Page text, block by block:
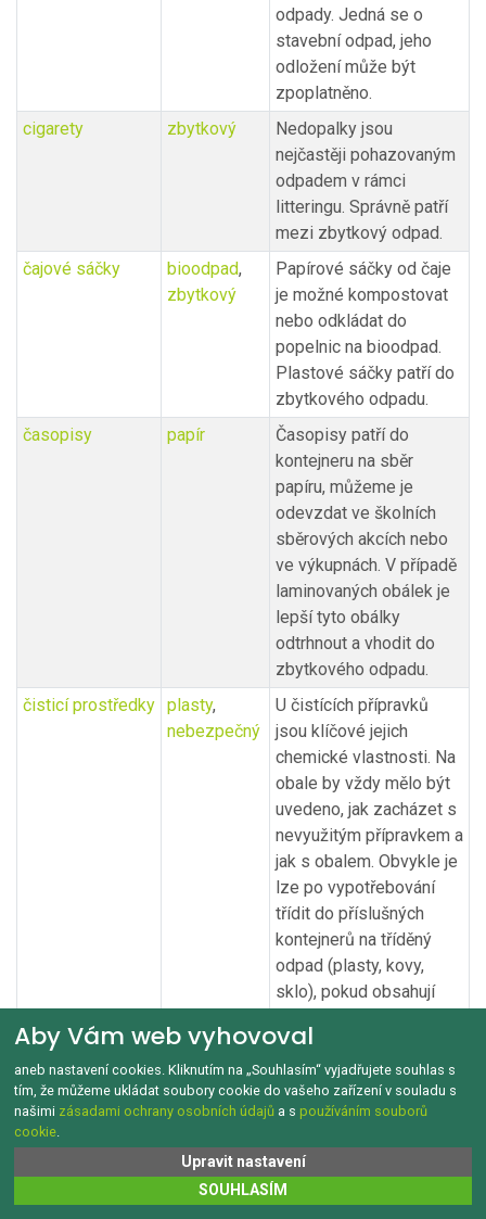
odpady. Jedná se o
stavební odpad, jeho
odložení může být
zpoplatněno.
cigarety
zbytkový
Nedopalky jsou
nejčastěji pohazovaným
odpadem v rámci
litteringu. Správně patří
mezi zbytkový odpad.
čajové sáčky
bioodpad,
zbytkový
Papírové sáčky od čaje
je možné kompostovat
nebo odkládat do
popelnic na bioodpad.
Plastové sáčky patří do
zbytkového odpadu.
časopisy
papír
Časopisy patří do
kontejneru na sběr
papíru, můžeme je
odevzdat ve školních
sběrových akcích nebo
ve výkupnách. V případě
laminovaných obálek je
lepší tyto obálky
odtrhnout a vhodit do
zbytkového odpadu.
čisticí prostředky plasty,
nebezpečný
U čistících přípravků
jsou klíčové jejich
chemické vlastnosti. Na
obale by vždy mělo být
uvedeno, jak zacházet s
nevyužitým přípravkem a
jak s obalem. Obvykle je
lze po vypotřebování
třídit do příslušných
kontejnerů na tříděný
odpad (plasty, kovy,
sklo), pokud obsahují
do sběrných dvorů, nebo
mobilních sběren
nebezpečných odpadů .
dárkové papírové
zbytkový
povrchové úpravě tašky
je možné třídit do papíru
pouze tašky
Aby Vám web vyhovoval
aneb nastavení cookies. Kliknutím na „Souhlasím“ vyjadřujete souhlas s
tím, že můžeme ukládat soubory cookie do vašeho zařízení v souladu s
našimi zásadami ochrany osobních údajů a s používáním souborů
cookie.
Upravit nastavení
SOUHLASÍM